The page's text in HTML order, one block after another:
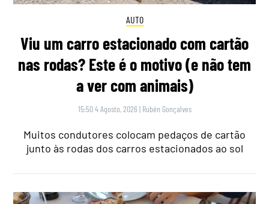
AUTO
Viu um carro estacionado com cartão
nas rodas? Este é o motivo (e não tem
a ver com animais)
15:50 4 Agosto, 2026 | Rubén Gonçalves
Muitos condutores colocam pedaços de cartão
junto às rodas dos carros estacionados ao sol